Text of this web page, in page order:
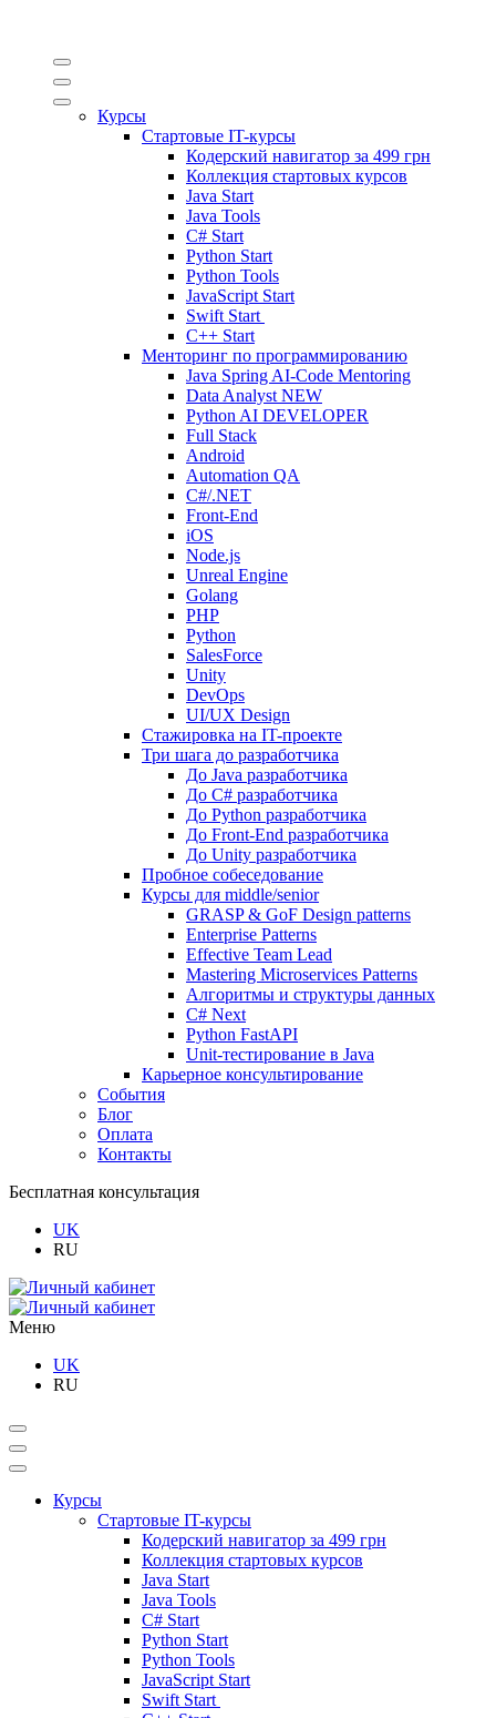
Курсы
Стартовые IT-курсы
Кодерский навигатор за 499 грн
Коллекция стартовых курсов
Java Start
Java Tools
C# Start
Python Start
Python Tools
JavaScript Start
Swift Start
C++ Start
Менторинг по программированию
Java Spring AI-Code Mentoring
Data Analyst NEW
Python AI DEVELOPER
Full Stack
Android
Automation QA
C#/.NET
Front-End
iOS
Node.js
Unreal Engine
Golang
PHP
Python
SalesForce
Unity
DevOps
UI/UX Design
Стажировка на IT-проекте
Три шага до разработчика
До Java разработчика
До C# разработчика
До Python разработчика
До Front-End разработчика
До Unity разработчика
Пробное собеседование
Курсы для middle/senior
GRASP & GoF Design patterns
Enterprise Patterns
Effective Team Lead
Mastering Microservices Patterns
Алгоритмы и структуры данных
C# Next
Python FastAPI
Unit-тестирование в Java
Карьерное консультирование
События
Блог
Оплата
Контакты
Бесплатная консультация
UK
RU
Меню
UK
RU
Курсы
Стартовые IT-курсы
Кодерский навигатор за 499 грн
Коллекция стартовых курсов
Java Start
Java Tools
C# Start
Python Start
Python Tools
JavaScript Start
Swift Start